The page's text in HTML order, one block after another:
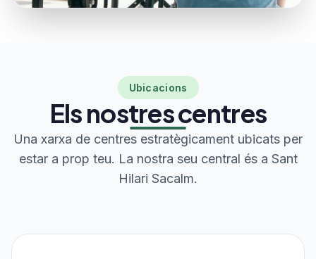
Ubicacions
Els nostres centres
Una xarxa de centres estratègicament ubicats per
estar a prop teu. La nostra seu central és a Sant
Hilari Sacalm.